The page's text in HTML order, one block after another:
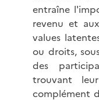
entraîne
revenu et
values
ou droits,
des
trouvant
complément